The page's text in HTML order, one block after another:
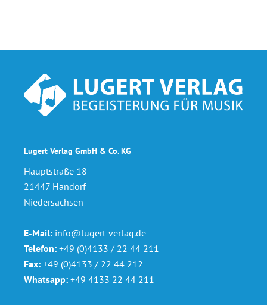
Lugert Verlag GmbH & Co. KG
Hauptstraße 18
21447 Handorf
Niedersachsen
E-Mail: info@lugert-verlag.de
Telefon: +49 (0)4133 / 22 44 211
Fax: +49 (0)4133 / 22 44 212
Whatsapp: +49 4133 22 44 211